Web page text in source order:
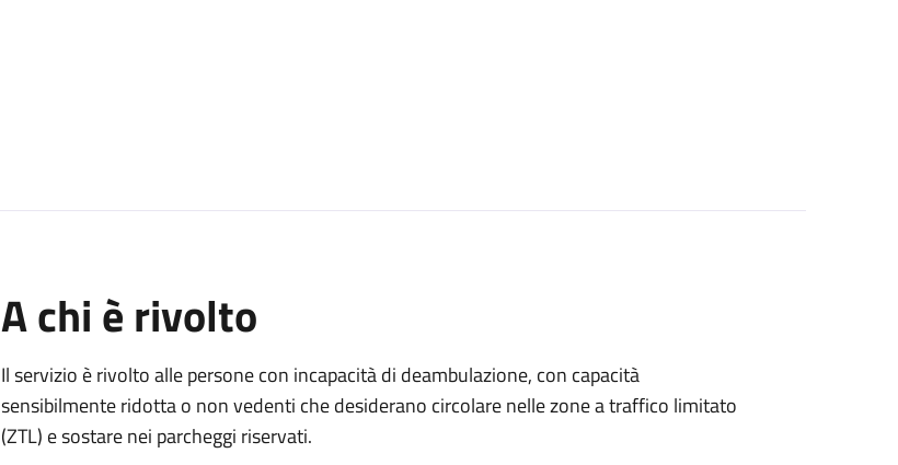
A chi è rivolto
Il servizio è rivolto alle persone con incapacità di deambulazione, con capacità
sensibilmente ridotta o non vedenti che desiderano circolare nelle zone a traffico limitato
(ZTL) e sostare nei parcheggi riservati.